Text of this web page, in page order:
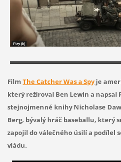
Film The Catcher Was a Spyje
který režíroval Ben Lewin a napsal
stejnojmenné knihy Nicholase
Berg, bývalý hráč baseballu, který
zapojil do válečného úsilí a podílel
vládu.